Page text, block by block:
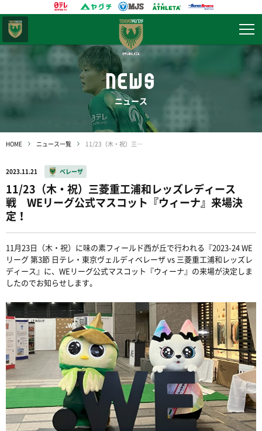
NEWS
ニュース
HOME ニュース一覧 11/23（木・祝）三菱重工浦和レッズレディース戦 WEリーグ公式マスコット『ウィーナ』来場決定！
2023.11.21 ベレーザ
11/23（木・祝）三菱重工浦和レッズレディース
戦 WEリーグ公式マスコット『ウィーナ』来場決
定！
11月23日（木・祝）に味の素フィールド西が丘で行われる『2023-24 WE
リーグ 第3節 日テレ・東京ヴェルディベレーザ vs 三菱重工浦和レッズレ
ディース』に、WEリーグ公式マスコット『ウィーナ』の来場が決定しま
したのでお知らせします。